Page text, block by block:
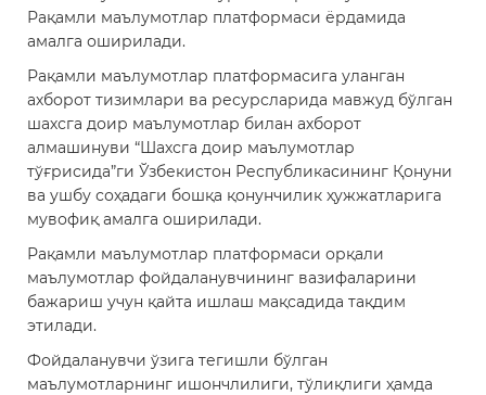
Рақамли маълумотлар платформаси ёрдамида
амалга оширилади.
Рақамли маълумотлар платформасига уланган
ахборот тизимлари ва ресурсларида мавжуд бўлган
шахсга доир маълумотлар билан ахборот
алмашинуви “Шахсга доир маълумотлар
тўғрисида”ги Ўзбекистон Республикасининг Қонуни
ва ушбу соҳадаги бошқа қонунчилик ҳужжатларига
мувофиқ амалга оширилади.
Рақамли маълумотлар платформаси орқали
маълумотлар фойдаланувчининг вазифаларини
бажариш учун қайта ишлаш мақсадида тақдим
этилади.
Фойдаланувчи ўзига тегишли бўлган
маълумотларнинг ишончлилиги, тўлиқлиги ҳамда